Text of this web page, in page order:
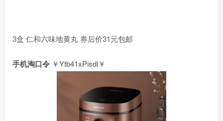
3盒 仁和六味地黄丸 券后价31元包邮
手机淘口令 ￥Ytb41xPisdl￥